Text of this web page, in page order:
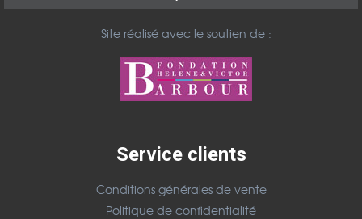
Site réalisé avec le soutien de :
Service clients
Conditions générales de vente
Politique de confidentialité